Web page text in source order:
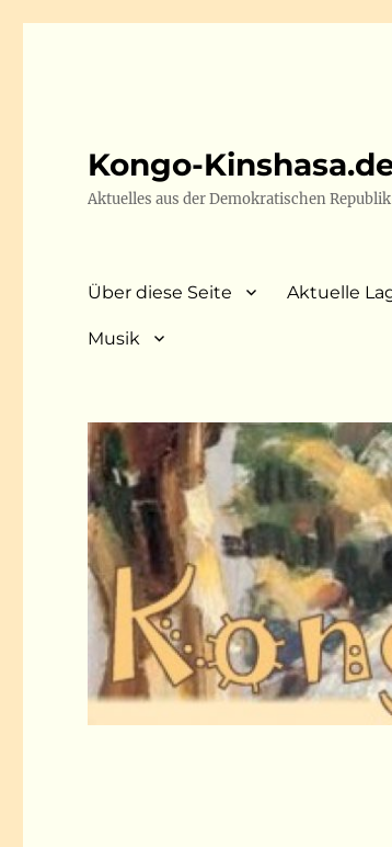
Kongo-
Aktuelles aus der Demokratischen
Über diese Seite Aktuelle
Musik